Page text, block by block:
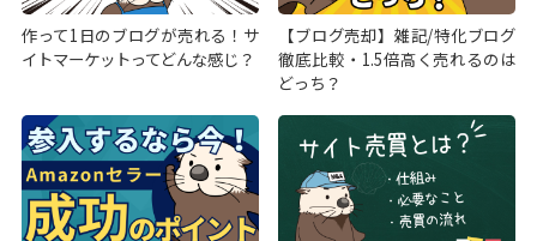
作って1日のブログが売れる！サ
イトマーケットってどんな感じ？
【ブログ売却】雑記/特化ブログ
徹底比較・1.5倍高く売れるのは
どっち？